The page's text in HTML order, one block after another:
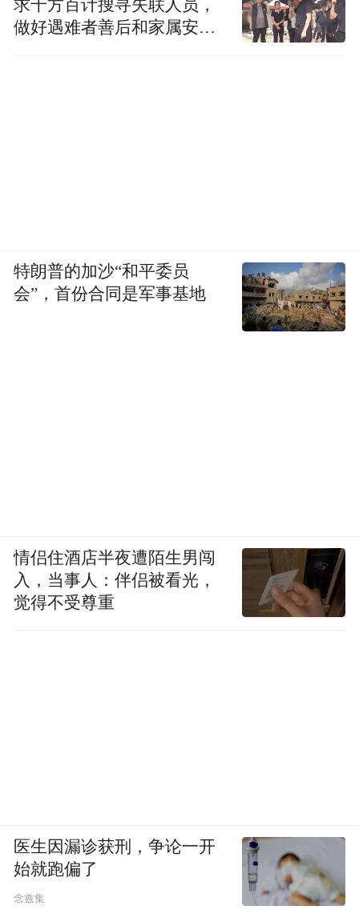
求千方百计搜寻失联人员，
做好遇难者善后和家属安抚
特朗普的加沙“和平委员
会”，首份合同是军事基地
情侣住酒店半夜遭陌生男闯
入，当事人：伴侣被看光，
觉得不受尊重
医生因漏诊获刑，争论一开
始就跑偏了
念兹集